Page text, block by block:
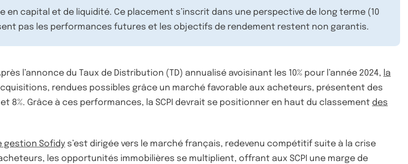
en capital et de liquidité. Ce placement s’inscrit dans une perspective de long terme (10
pas les performances futures et les objectifs de rendement restent non garantis.
l’annonce du Taux de Distribution (TD) annualisé avoisinant les 10% pour l’année 2024, la
rendues possibles grâce un marché favorable aux acheteurs, présentent des
8%. Grâce à ces performances, la SCPI devrait se positionner en haut du classement des
gestion Sofidy s’est dirigée vers le marché français, redevenu compétitif suite à la crise
les opportunités immobilières se multiplient, offrant aux SCPI une marge de